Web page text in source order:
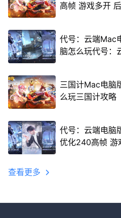
高帧 游戏多开
代号：云端Mac
脑怎么玩代号：
三国计Mac电脑
么玩三国计攻略
代号：云端电脑
优化240高帧 游
查看更多